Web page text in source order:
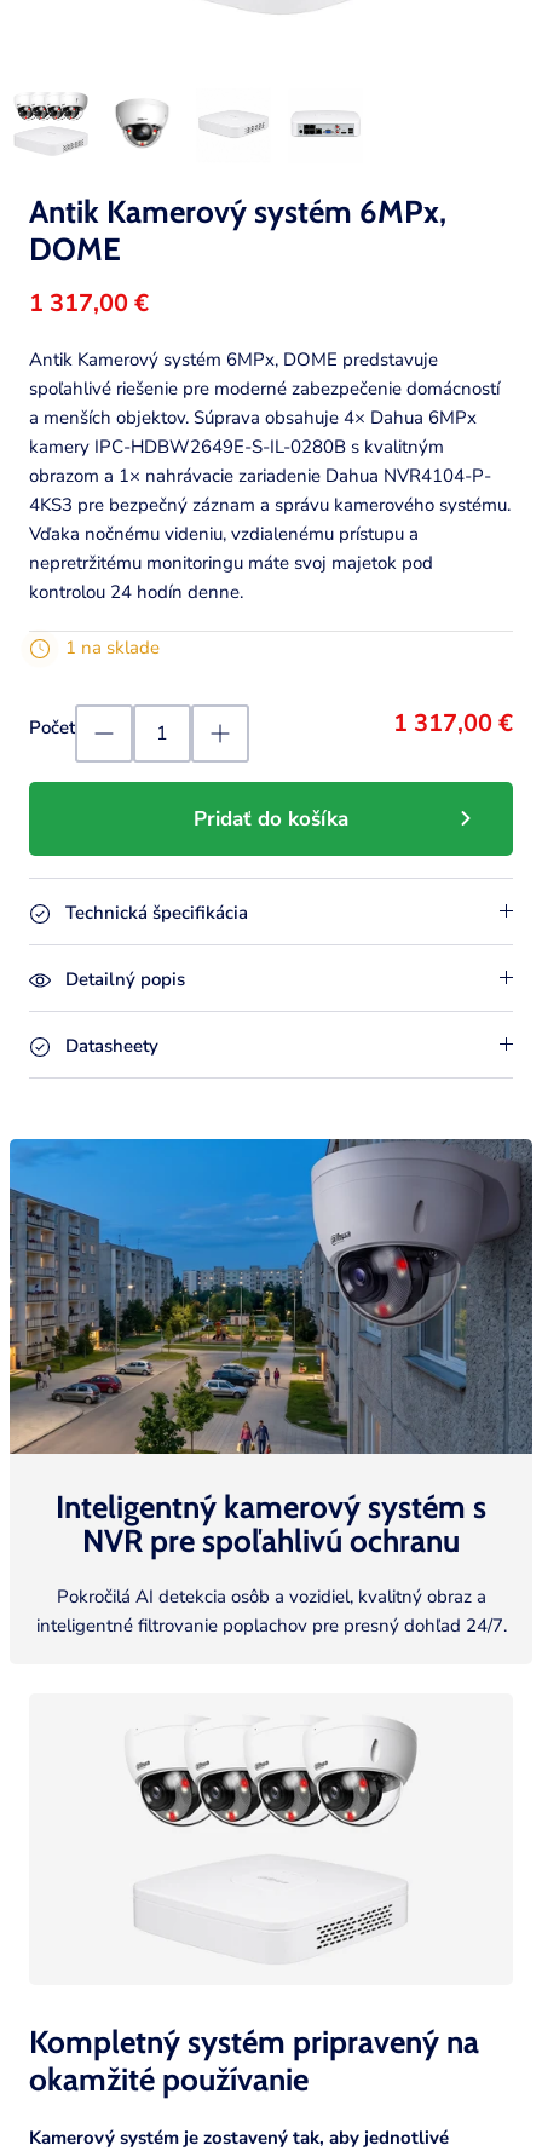
Antik Kamerový systém 6MPx,
DOME
1 317,00 €
Antik Kamerový systém 6MPx, DOME predstavuje
spoľahlivé riešenie pre moderné zabezpečenie domácností
a menších objektov. Súprava obsahuje 4× Dahua 6MPx
kamery IPC-HDBW2649E-S-IL-0280B s kvalitným
obrazom a 1× nahrávacie zariadenie Dahua NVR4104-P-
4KS3 pre bezpečný záznam a správu kamerového systému.
Vďaka nočnému videniu, vzdialenému prístupu a
nepretržitému monitoringu máte svoj majetok pod
kontrolou 24 hodín denne.
1 na sklade
Počet 1 317,00 €
Pridať do košíka
Technická špecifikácia
Detailný popis
Datasheety
Inteligentný kamerový systém s
NVR pre spoľahlivú ochranu
Pokročilá AI detekcia osôb a vozidiel, kvalitný obraz a
inteligentné filtrovanie poplachov pre presný dohľad 24/7.
Kompletný systém pripravený na
okamžité používanie
Kamerový systém je zostavený tak, aby jednotlivé